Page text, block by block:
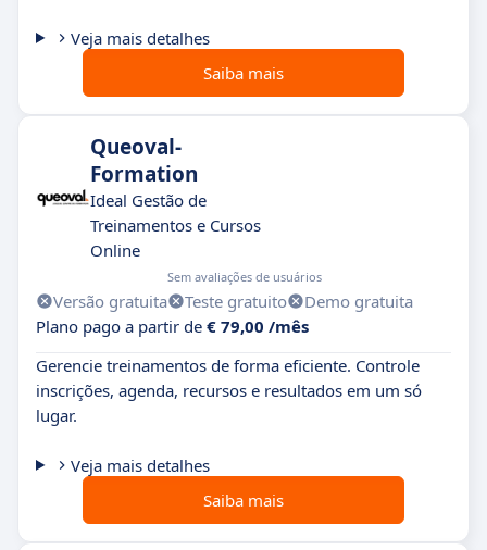
Veja mais detalhes
Saiba mais
Queoval-
Formation
Ideal Gestão de
Treinamentos e Cursos
Online
Sem avaliações de usuários
Versão gratuita Teste gratuito
Demo gratuita
Plano pago a partir de € 79,00 /mês
Gerencie treinamentos de forma eficiente. Controle
inscrições, agenda, recursos e resultados em um só
lugar.
Veja mais detalhes
Saiba mais